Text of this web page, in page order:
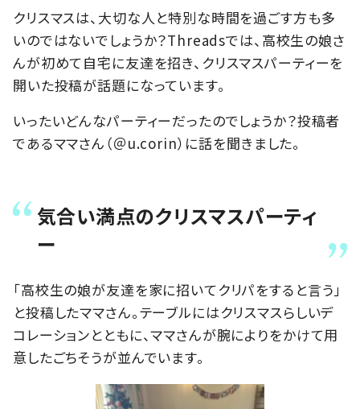
クリスマスは、大切な人と特別な時間を過ごす方も多
いのではないでしょうか？Threadsでは、高校生の娘さ
んが初めて自宅に友達を招き、クリスマスパーティーを
開いた投稿が話題になっています。
いったいどんなパーティーだったのでしょうか？投稿者
であるママさん（＠u.corin）に話を聞きました。
気合い満点のクリスマスパーティ
ー
「高校生の娘が友達を家に招いてクリパをすると言う」
と投稿したママさん。テーブルにはクリスマスらしいデ
コレーションとともに、ママさんが腕によりをかけて用
意したごちそうが並んでいます。